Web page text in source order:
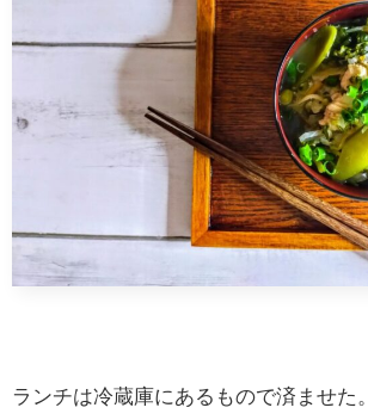
ランチは冷蔵庫にあるもので済ませた。